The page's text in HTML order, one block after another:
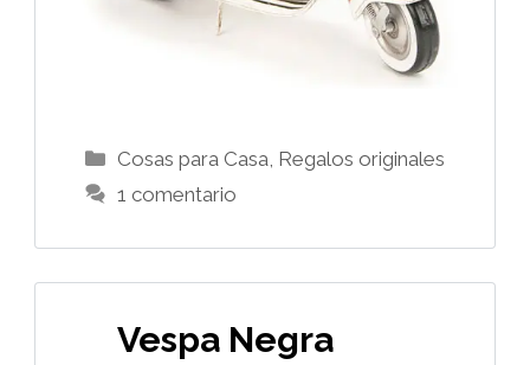
Categorías
Cosas para Casa, Regalos originales
1 comentario
Vespa Negra